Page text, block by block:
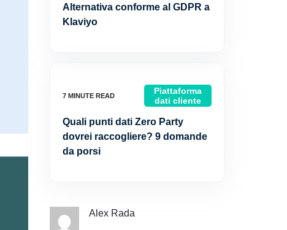
Alternativa conforme al GDPR a
Klaviyo
Piattaforma
dati cliente
Quali punti dati Zero Party
dovrei raccogliere? 9 domande
da porsi
Alex Rada